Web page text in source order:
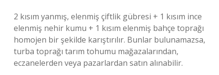
2 kısım yanmış, elenmiş çiftlik gübresi + 1 kısım ince
elenmiş nehir kumu + 1 kısım elenmiş bahçe toprağı
homojen bir şekilde karıştırılır. Bunlar bulunamazsa,
turba toprağı tarım tohumu mağazalarından,
eczanelerden veya pazarlardan satın alınabilir.